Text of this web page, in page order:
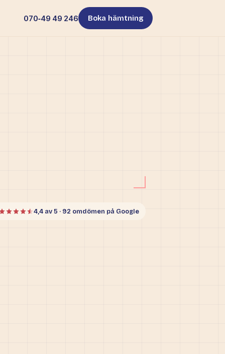
070‑49 49 246 Boka hämtning
4,4 av 5 · 92 omdömen på Google